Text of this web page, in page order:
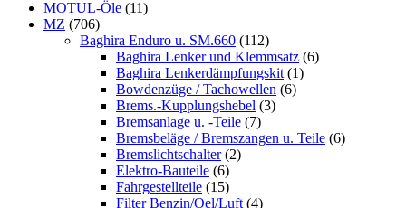
MOTUL-Öle (11)
MZ (706)
Baghira Enduro u. SM.660 (112)
Baghira Lenker und Klemmsatz (6)
Baghira Lenkerdämpfungskit (1)
Bowdenzüge / Tachowellen (6)
Brems.-Kupplungshebel (3)
Bremsanlage u. -Teile (7)
Bremsbeläge / Bremszangen u. Teile (6)
Bremslichtschalter (2)
Elektro-Bauteile (6)
Fahrgestellteile (15)
Filter Benzin/Oel/Luft (4)